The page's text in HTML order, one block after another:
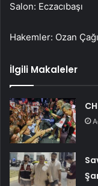
Salon: Eczacıbaşı
Hakemler: Ozan
İlgili Makaleler